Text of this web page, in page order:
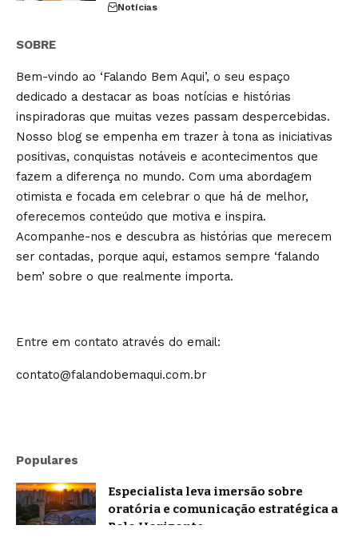
Notícias
SOBRE
Bem-vindo ao ‘Falando Bem Aqui’, o seu espaço
dedicado a destacar as boas notícias e histórias
inspiradoras que muitas vezes passam despercebidas.
Nosso blog se empenha em trazer à tona as iniciativas
positivas, conquistas notáveis e acontecimentos que
fazem a diferença no mundo. Com uma abordagem
otimista e focada em celebrar o que há de melhor,
oferecemos conteúdo que motiva e inspira.
Acompanhe-nos e descubra as histórias que merecem
ser contadas, porque aqui, estamos sempre ‘falando
bem’ sobre o que realmente importa.
Entre em contato através do email:
contato@falandobemaqui.com.br
Populares
Especialista leva imersão sobre
oratória e comunicação estratégica a
Belo Horizonte